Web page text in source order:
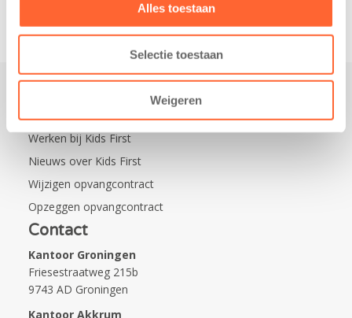
Alles toestaan
Selectie toestaan
Weigeren
Praktisch
Werken bij Kids First
Nieuws over Kids First
Wijzigen opvangcontract
Opzeggen opvangcontract
Contact
Kantoor Groningen
Friesestraatweg 215b
9743 AD Groningen
Kantoor Akkrum